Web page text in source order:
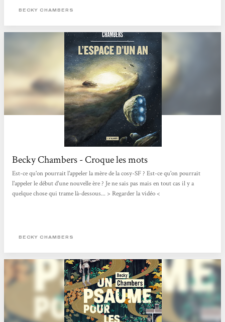
vivent sans ce genre d’intelligence artificielle, changeant au passage leur rapport
suivons. Dex est moine mais sa...
BECKY CHAMBERS
Becky Chambers - Croque les mots
Est-ce qu'on pourrait l'appeler la mère de la cosy-SF ? Est-ce qu'on pourrait
l'appeler le début d'une nouvelle ère ? Je ne sais pas mais en tout cas il y a
quelque chose qui trame là-dessous... > Regarder la vidéo <
BECKY CHAMBERS